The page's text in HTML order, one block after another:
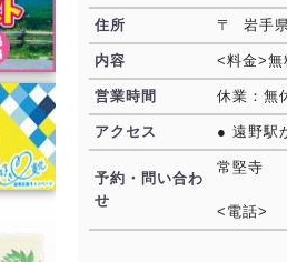
住所 〒 岩手
内容 <料金>無
営業時間 休業：無
アクセス ● 遠野駅
予約・問い合わ
せ
常堅寺
<電話>